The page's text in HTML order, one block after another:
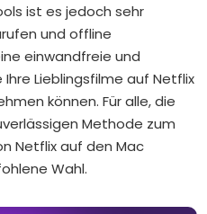
ist es jedoch sehr
und offline
einwandfreie und
Lieblingsfilme auf Netflix
können. Für alle, die
Methode zum
Netflix auf den Mac
Wahl.